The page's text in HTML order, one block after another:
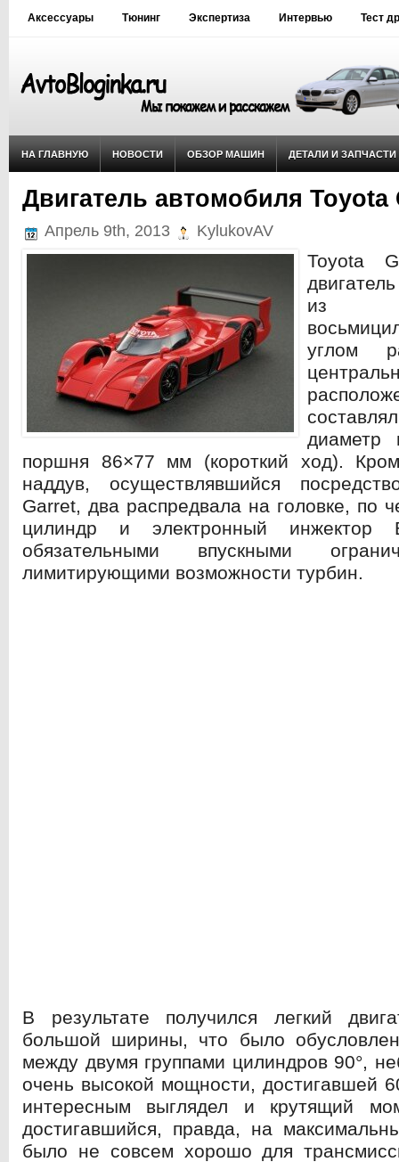
Аксессуары Тюнинг Экспертиза Интервью Тест
НА ГЛАВНУЮ НОВОСТИ ОБЗОР МАШИН ДЕТАЛИ И ЗАПЧАСТИ
Двигатель автомобиля Toyota
Апрель 9th, 2013 KylukovAV
Toyota
из
углом
диаметр
поршня 86×77 мм (короткий ход).
наддув, осуществлявшийся
Garret, два распредвала на головке, по
цилиндр и электронный
обязательными впускными
лимитирующими возможности турбин.
В результате получился легкий
большой ширины, что было
между двумя группами цилиндров 90°,
очень высокой мощности, достигавшей
интересным выглядел и крутящий
достигавшийся, правда, на
было не совсем хорошо для